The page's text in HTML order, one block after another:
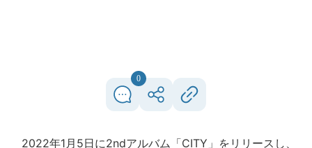
0
2022年1月5日に2ndアルバム「CITY」をリリースし、